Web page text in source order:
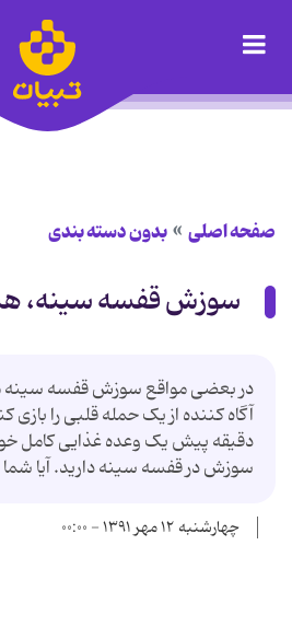
صفحه اصلی بدون دسته بندی
سوزش قفسه سینه،
در بعضی مواقع سوزش قفسه سینه
آگاه کننده از یک حمله قلبی را
دقیقه پیش یک وعده غذایی کامل
سوزش در قفسه سینه دارید. آیا شما
چهارشنبه ۱۲ مهر ۱۳۹۱ - ۰۰:۰۰